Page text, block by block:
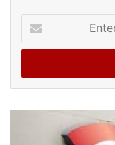
your
Email